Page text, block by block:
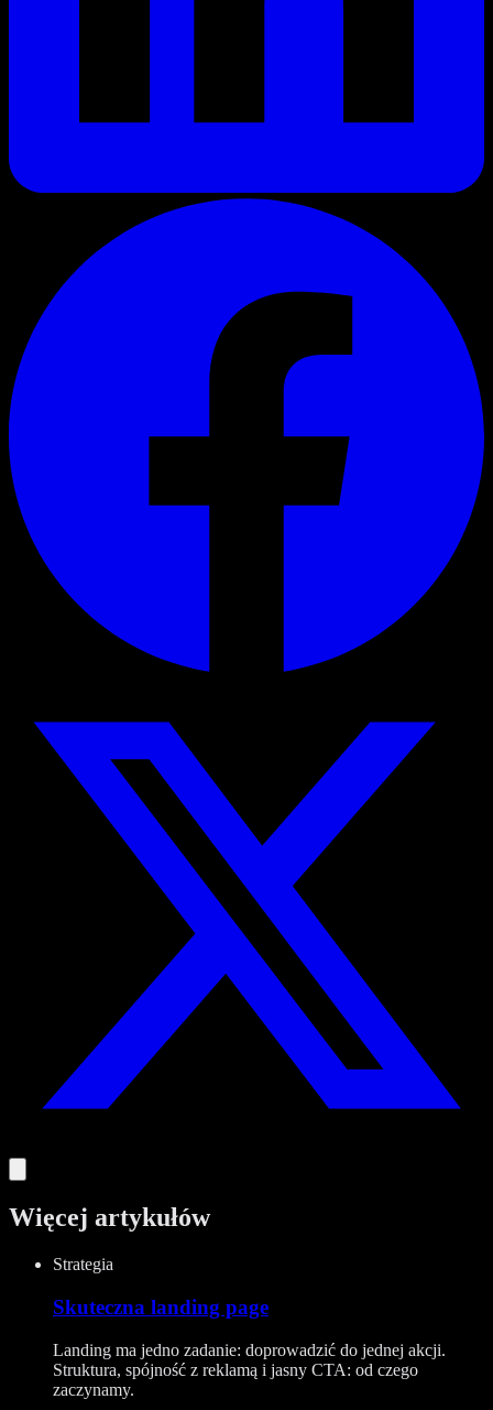
Więcej artykułów
Strategia
Skuteczna landing page
Landing ma jedno zadanie: doprowadzić do jednej akcji.
Struktura, spójność z reklamą i jasny CTA: od czego
zaczynamy.